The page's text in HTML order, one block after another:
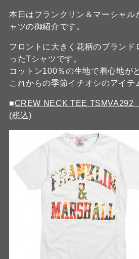
本日はフランクリン＆マーシャル
ャツの御紹介です。
フロントに大きく花柄のブランド
ったTシャツです。
コットン100％の生地で着心地が
これからの季節イチオシのアイテ
■CREW NECK TEE TSMVA292
(税込)